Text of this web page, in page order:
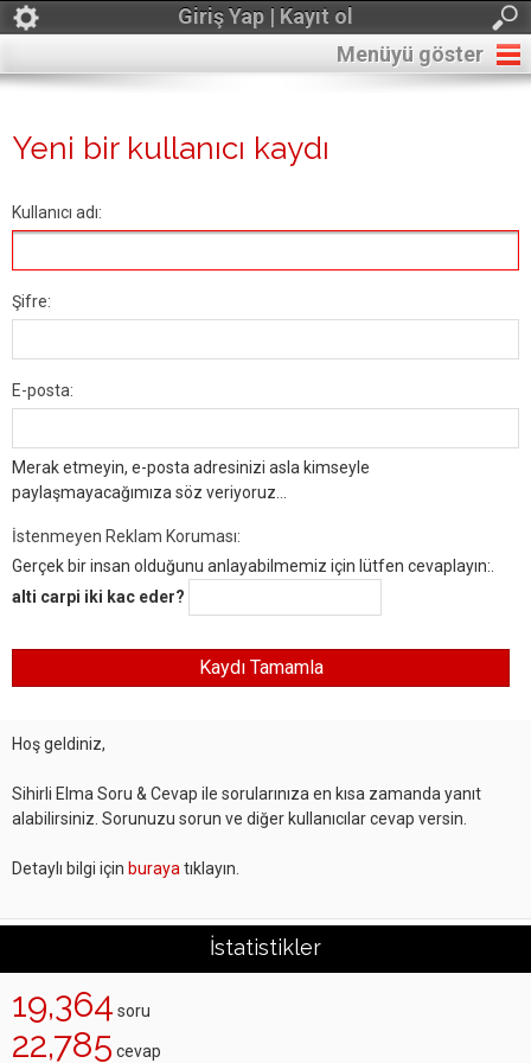
Giriş Yap | Kayıt ol
Menüyü göster
Yeni bir kullanıcı kaydı
Kullanıcı adı:
Şifre:
E-posta:
Merak etmeyin, e-posta adresinizi asla kimseyle
paylaşmayacağımıza söz veriyoruz...
İstenmeyen Reklam Koruması:
Gerçek bir insan olduğunu anlayabilmemiz için lütfen cevaplayın:.
alti carpi iki kac eder?
Hoş geldiniz,
Sihirli Elma Soru & Cevap ile sorularınıza en kısa zamanda yanıt
alabilirsiniz. Sorunuzu sorun ve diğer kullanıcılar cevap versin.
Detaylı bilgi için buraya tıklayın.
İstatistikler
19,364 soru
22,785 cevap